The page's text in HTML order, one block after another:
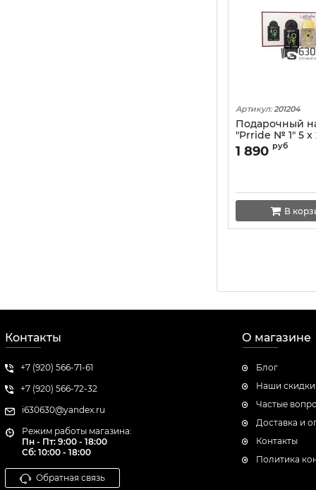
Артикул: 201204
Подарочный
"Prride № 1" 5 x
1 890 руб
В
Контакты
+7 (920) 566-71-61
+7 (920) 566-72-32
i630630@yandex.ru
Режим работы магазина:
Пн - Пт: 9:00 - 18:00
Сб: 10:00 - 18:00
Обратная связь
О магазине
Блог
Наши скидки
Частые
Доставка и
Контакты
Политика